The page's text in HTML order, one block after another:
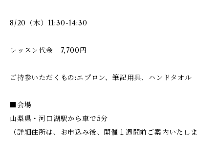
8/20（木）11:30-14:30
レッスン代金 7,700円
ご持参いただくもの:エプロン、筆記用具、ハンドタオル
■会場
山梨県・河口湖駅から車で5分
（詳細住所は、お申込み後、開催１週間前ご案内いたしま